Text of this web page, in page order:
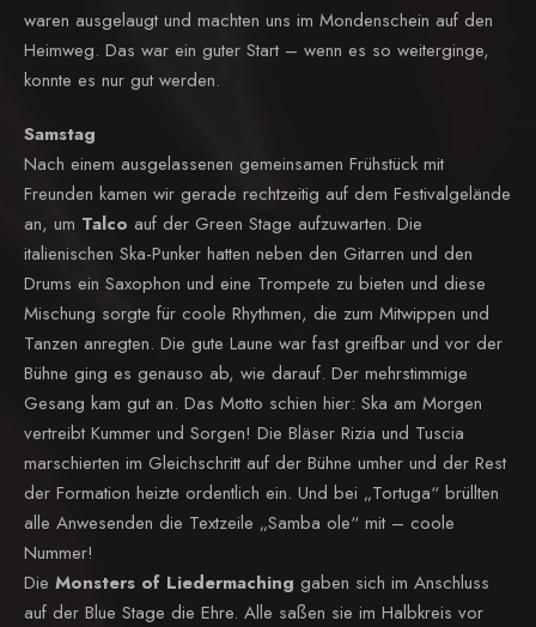
waren ausgelaugt und machten uns im Mondenschein auf den
Heimweg. Das war ein guter Start – wenn es so weiterginge,
konnte es nur gut werden.
Samstag
Nach einem ausgelassenen gemeinsamen Frühstück mit
Freunden kamen wir gerade rechtzeitig auf dem Festivalgelände
an, um Talco auf der Green Stage aufzuwarten. Die
italienischen Ska-Punker hatten neben den Gitarren und den
Drums ein Saxophon und eine Trompete zu bieten und diese
Mischung sorgte für coole Rhythmen, die zum Mitwippen und
Tanzen anregten. Die gute Laune war fast greifbar und vor der
Bühne ging es genauso ab, wie darauf. Der mehrstimmige
Gesang kam gut an. Das Motto schien hier: Ska am Morgen
vertreibt Kummer und Sorgen! Die Bläser Rizia und Tuscia
marschierten im Gleichschritt auf der Bühne umher und der Rest
der Formation heizte ordentlich ein. Und bei „Tortuga“ brüllten
alle Anwesenden die Textzeile „Samba ole“ mit – coole
Nummer!
Die Monsters of Liedermaching gaben sich im Anschluss
auf der Blue Stage die Ehre. Alle saßen sie im Halbkreis vor